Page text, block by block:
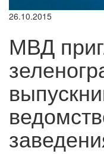
26.10.2015
МВД